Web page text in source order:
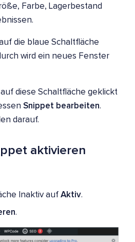
Farbe, Lagerbestand
die blaue Schaltfläche
wird ein neues Fenster
diese Schaltfläche geklickt
Snippet bearbeiten.
darauf.
aktivieren
Inaktiv auf Aktiv.
.